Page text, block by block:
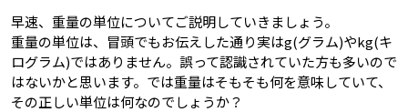
早速、重量の単位についてご説明していきましょう。
重量の単位は、冒頭でもお伝えした通り実はg(グラム)やkg(キ
ログラム)ではありません。誤って認識されていた方も多いので
はないかと思います。では重量はそもそも何を意味していて、
その正しい単位は何なのでしょうか？